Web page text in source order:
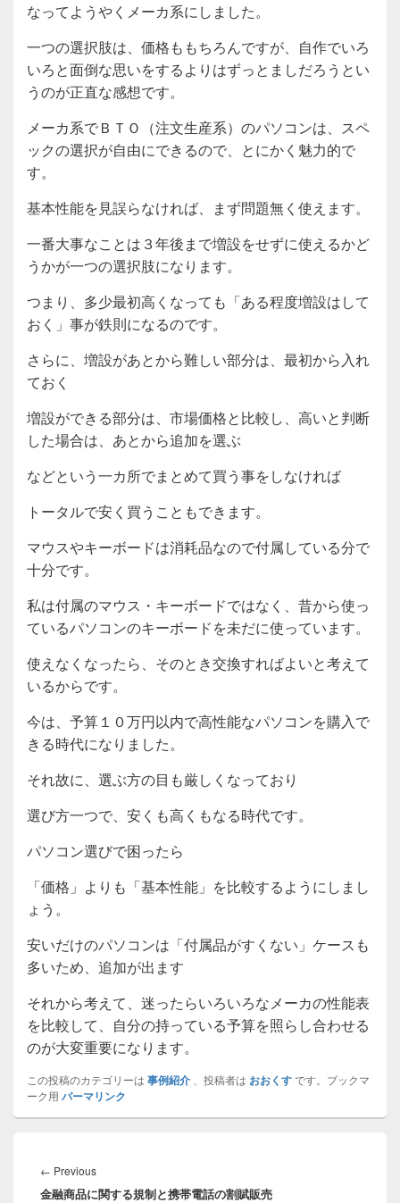
なってようやくメーカ系にしました。
一つの選択肢は、価格ももちろんですが、自作でいろ
いろと面倒な思いをするよりはずっとましだろうとい
うのが正直な感想です。
メーカ系でＢＴＯ（注文生産系）のパソコンは、スペ
ックの選択が自由にできるので、とにかく魅力的で
す。
基本性能を見誤らなければ、まず問題無く使えます。
一番大事なことは３年後まで増設をせずに使えるかど
うかが一つの選択肢になります。
つまり、多少最初高くなっても「ある程度増設はして
おく」事が鉄則になるのです。
さらに、増設があとから難しい部分は、最初から入れ
ておく
増設ができる部分は、市場価格と比較し、高いと判断
した場合は、あとから追加を選ぶ
などという一カ所でまとめて買う事をしなければ
トータルで安く買うこともできます。
マウスやキーボードは消耗品なので付属している分で
十分です。
私は付属のマウス・キーボードではなく、昔から使っ
ているパソコンのキーボードを未だに使っています。
使えなくなったら、そのとき交換すればよいと考えて
いるからです。
今は、予算１０万円以内で高性能なパソコンを購入で
きる時代になりました。
それ故に、選ぶ方の目も厳しくなっており
選び方一つで、安くも高くもなる時代です。
パソコン選びで困ったら
「価格」よりも「基本性能」を比較するようにしまし
ょう。
安いだけのパソコンは「付属品がすくない」ケースも
多いため、追加が出ます
それから考えて、迷ったらいろいろなメーカの性能表
を比較して、自分の持っている予算を照らし合わせる
のが大変重要になります。
この投稿のカテゴリーは 事例紹介 、投稿者は おおくすです。ブックマ
ーク用 パーマリンク
稿
ナ
← PreviousPrevious
post:
金融商品に関する規制と携帯電話の割賦販売